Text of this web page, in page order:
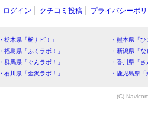
ログイン クチコミ投稿 プライバシーポ
・栃木県「栃ナビ！」
・熊本県「
・福島県「ふくラボ！」
・新潟県「
・群馬県「ぐんラボ！」
・香川県「
・石川県「金沢ラボ！」
・鹿児島県
(C)